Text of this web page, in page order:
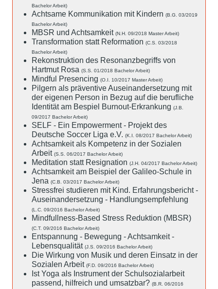
Bachelor Arbeit)
Achtsame Kommunikation mit Kindern (B.G. 03/2019
Bachelor Arbeit)
MBSR und Achtsamkeit (N.H. 09/2018 Master Arbeit)
Transformation statt Reformation (C.S. 03/2018
Bachelor Arbeit)
Rekonstruktion des Resonanzbegriffs von
Hartmut Rosa (S.S. 01/2018 Bachelor Arbeit)
Mindful Presencing (O.I. 10/2017 Master Arbeit)
Pilgern als präventive Auseinandersetzung mit
der eigenen Person in Bezug auf die berufliche
Identität am Bespiel Burnout-Erkrankung (J.B.
09/2017 Bachelor Arbeit)
SELF - Ein Empowerment - Projekt des
Deutsche Soccer Liga e.V. (K.I. 08/2017 Bachelor Arbeit)
Achtsamkeit als Kompetenz in der Sozialen
Arbeit (S.S. 06/2017 Bachelor Arbeit)
Meditation statt Resignation (J.H. 04/2017 Bachelor Arbeit)
Achtsamkeit am Beispiel der Galileo-Schule in
Jena (C.B. 03/2017 Bachelor Arbeit)
Stressfrei studieren mit Kind. Erfahrungsbericht -
Auseinandersetzung - Handlungsempfehlung
(L.C. 09/2016 Bachelor Arbeit)
Mindfullness-Based Stress Reduktion (MBSR)
(C.T. 09/2016 Bachelor Arbeit)
Entspannung - Bewegung - Achtsamkeit -
Lebensqualität (J.S. 09/2016 Bachelor Arbeit)
Die Wirkung von Musik und deren Einsatz in der
Sozialen Arbeit (F.D. 09/2016 Bachelor Arbeit)
Ist Yoga als Instrument der Schulsozialarbeit
passend, hilfreich und umsatzbar? (B.R. 06/2016